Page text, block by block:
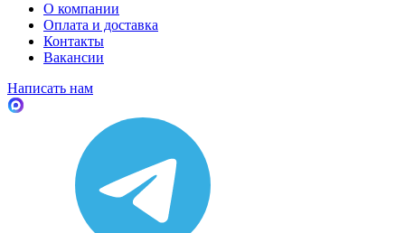
О компании
Оплата и доставка
Контакты
Вакансии
Написать нам